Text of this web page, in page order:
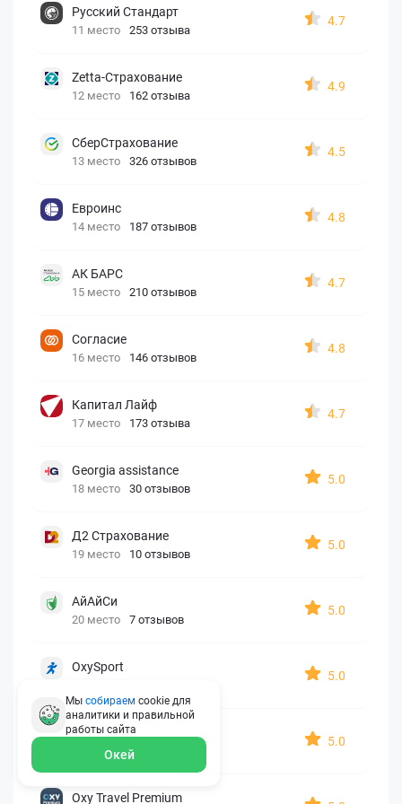
Русский Стандарт
11 место 253 отзыва
4.7
Zetta-Страхование
12 место 162 отзыва
4.9
СберСтрахование
13 место 326 отзывов
4.5
Евроинс
14 место 187 отзывов
4.8
АК БАРС
15 место 210 отзывов
4.7
Согласие
16 место 146 отзывов
4.8
Капитал Лайф
17 место 173 отзыва
4.7
Georgia assistance
18 место 30 отзывов
5.0
Д2 Страхование
19 место 10 отзывов
5.0
АйАйСи
20 место 7 отзывов
5.0
OxySport
5.0
ERGO AXA
22 место 2 отзыва
5.0
Oxy Travel Premium
Мы собираем cookie для
аналитики и правильной
работы сайта
Окей